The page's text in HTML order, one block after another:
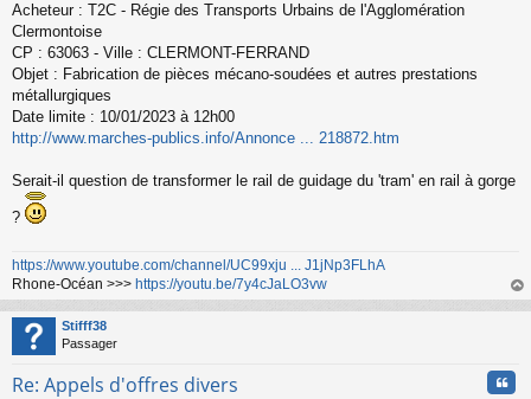
Acheteur : T2C - Régie des Transports Urbains de l'Agglomération
Clermontoise
CP : 63063 - Ville : CLERMONT-FERRAND
Objet : Fabrication de pièces mécano-soudées et autres prestations
métallurgiques
Date limite : 10/01/2023 à 12h00
http://www.marches-publics.info/Annonce ... 218872.htm
Serait-il question de transformer le rail de guidage du 'tram' en rail à gorge
?
https://www.youtube.com/channel/UC99xju ... J1jNp3FLhA
Rhone-Océan >>> https://youtu.be/7y4cJaLO3vw
au
Stifff38
Passager
Re: Appels d'offres divers